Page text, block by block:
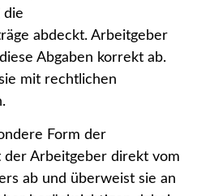
die
abdeckt. Arbeitgeber
Abgaben korrekt ab.
mit rechtlichen
Form der
der Arbeitgeber direkt vom
ab und überweist sie an